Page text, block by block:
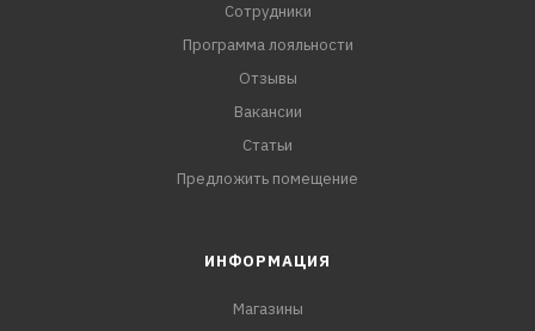
Сотрудники
Программа лояльности
Отзывы
Вакансии
Статьи
Предложить помещение
ИНФОРМАЦИЯ
Магазины